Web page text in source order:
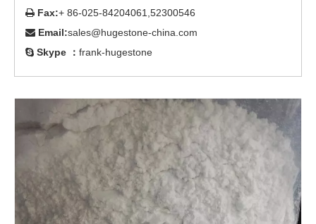
 Fax:+ 86-025-84204061,52300546
 Email:sales@hugestone-china.com
 Skype ： frank-hugestone